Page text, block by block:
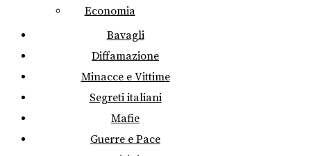
Economia
Bavagli
Diffamazione
Minacce e Vittime
Segreti italiani
Mafie
Guerre e Pace